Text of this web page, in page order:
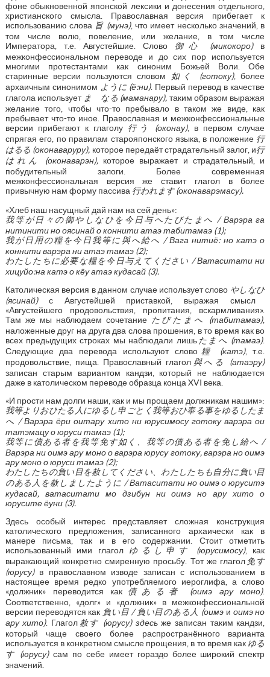
фоне обыкновенной японской лексики и донесения отдельного,
христианского смысла. Православная версия прибегает к
использованию слова 旨 (мунэ), что имеет несколько значений, в
том числе волю, повеление, или желание, в том числе
Императора, т.е. Августейшие. Слово 御心 (микокоро)в
межконфессиональном переводе и до сих пор используется
многими протестантами как синоним Божьей Воли. Обе
старинные версии пользуются словом
如く (готоку), более
архаичным синонимом ように (ё:ни). Первый перевод в качестве
глагола использует まゝなる (маманару), таким образом выражая
желание того, чтобы что-то пребывало в таком же виде, как
пребывает что-то иное. Православная и межконфессиональные
версии прибегают к глаголу 行う (оконау), в первом случае
спрягая его, по правилам старояпонского языка, в положение 行
はるる (оконаваруру), которое передаёт страдательный залог, и行
はれん
(оконаварэн),которое выражает и страдательный, и
побудительный залоги. Более современная
межконфессиональная версия же ставит глагол в более
привычную нам форму пассива 行われます(оконаварэмасу).
«Хлеб наш насущный дай нам на сей день»:
我等が日々の御やしなひを今日与へたびたまへ / Варэра га
нитинити но оясинай о коннити атаэ табитамаэ (1);
我が日用の糧を今日我等に與へ給へ / Вага нитиё: но катэ о
коннити варэра ни атаэ тамаэ (2);
わたしたちに必要な糧を今日与えてください / Ватаситати ни
хицуйо:на катэ о кёу атаэ кудасай (3).
Католическая версия в данном случае использует слово やしなひ
(ясинай)с Августейшей приставкой, выражая смысл
«Августейшего продовольствия, пропитания, вскармливания».
Там же мы наблюдаем сочетание たびたまへ (табитамаэ),
наложенные друг на друга два слова прошения, в то время как во
всех предыдущих строках мы наблюдали лишьたまへ (тамаэ).
Следующие два перевода используют слово糧 (катэ), т.е.
продовольствие, пища. Православный глагол與へる
(атаэру)
записан старым вариантом кандзи, который не наблюдается
даже в католическом переводе образца конца XVI века.
«И прости нам долги наши, как и мы прощаем должникам нашим»:
我等よりおひたる人にゆるし申ごとく我等おひ奉る事をゆるしたま
へ / Варэра ёри оитару хито ни юрусимосу готоку варэра ои
татэмацу о юруси тамаэ (1);
我等に債ある者を我等免す如く、我等の債ある者を免し給へ /
Варэра ни оимэ ару моно о варэра юрусу готоку, варэра но оимэ
ару моно о юруси тамаэ (2);
わたしたちの負い目を赦してください、わたしたちも自分に負い目
のある人を赦しましたように / Ватаситати но оимэ о юруситэ
кудасай, ватаситати мо дзибун ни оимэ но ару хито о
юрусите ёуни (3).
Здесь особый интерес представляет сложная конструкция
католического предложения, записанного архаически как в
манере письма, так и в его содержании. Стоит отметить
использованный ими глагол ゆるし申す (юрусимосу), как
выражающий конкретно смиренную просьбу. Тот же глагол免す
(юрусу)в православном изводе записан с использованием в
настоящее время редко употребляемого иероглифа, а слово
«должник» переводится как 債ある者 (оимэ ару моно).
Соответственно, «долг» и «должник» в межконфессиональной
версии переводятся как 負い目 /負い目のある人 (оимэи оимэ но
ару хито). Глагол赦す (юрусу) здесьже записан таким кандзи,
который чаще своего более распространённого варианта
используется в конкретном смысле прощения, в то время как ゆる
す
(юрусу)сам по себе имеет гораздо более широкий спектр
значений.